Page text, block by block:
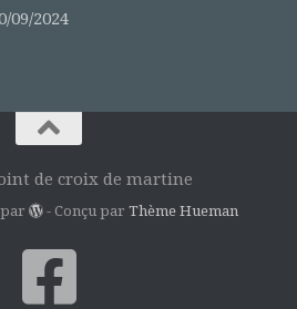
09/2024
de croix de martine
- Conçu parThème Hueman